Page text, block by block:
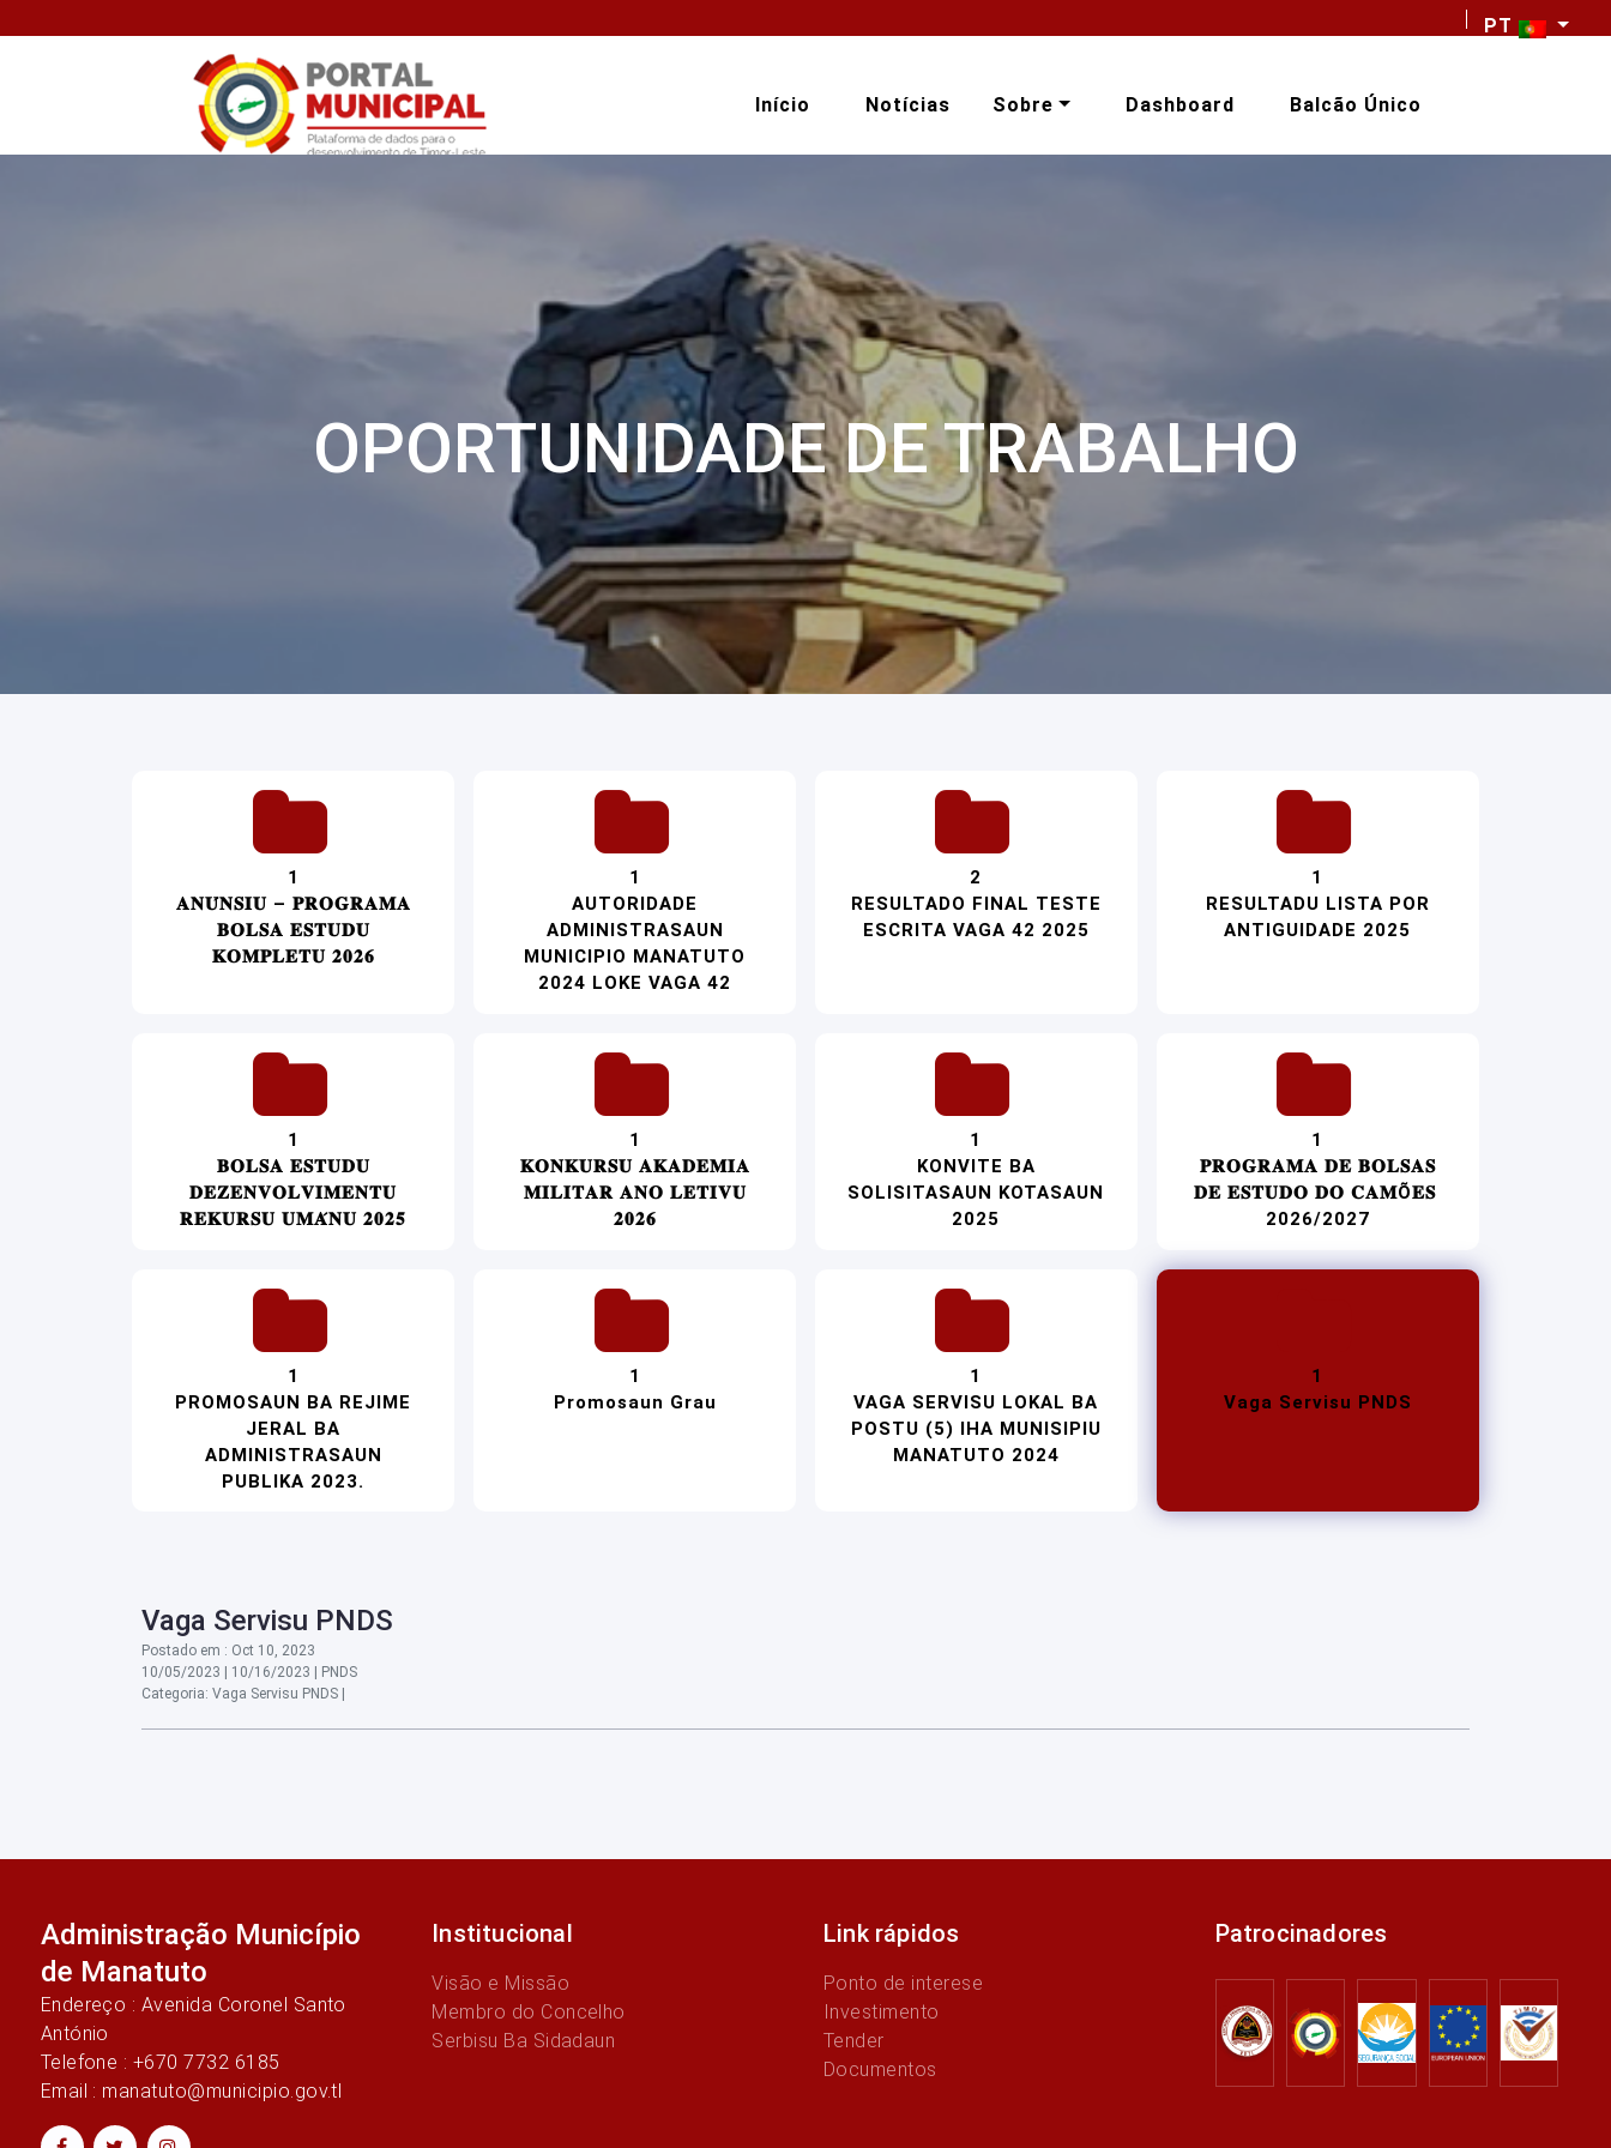
PT
Início Notícias Sobre Dashboard Balcão Único
OPORTUNIDADE DE TRABALHO
1
𝐀𝐍𝐔́𝐍𝐒𝐈𝐔 – 𝐏𝐑𝐎𝐆𝐑𝐀𝐌𝐀
𝐁𝐎𝐋𝐒𝐀 𝐄𝐒𝐓𝐔𝐃𝐔
𝐊𝐎𝐌𝐏𝐋𝐄𝐓𝐔 𝟐𝟎𝟐𝟔
1
AUTORIDADE
ADMINISTRASAUN
MUNICIPIO MANATUTO
2024 LOKE VAGA 42
2
RESULTADO FINAL TESTE
ESCRITA VAGA 42 2025
1
RESULTADU LISTA POR
ANTIGUIDADE 2025
1
𝐁𝐎𝐋𝐒𝐀 𝐄𝐒𝐓𝐔𝐃𝐔
𝐃𝐄𝐙𝐄𝐍𝐕𝐎𝐋𝐕𝐈𝐌𝐄𝐍𝐓𝐔
𝐑𝐄𝐊𝐔𝐑𝐒𝐔 𝐔𝐌𝐀́𝐍𝐔 𝟐𝟎𝟐𝟓
1
𝐊𝐎𝐍𝐊𝐔𝐑𝐒𝐔 𝐀𝐊𝐀𝐃𝐄𝐌𝐈𝐀
𝐌𝐈𝐋𝐈𝐓𝐀𝐑 𝐀𝐍𝐎 𝐋𝐄𝐓𝐈𝐕𝐔
𝟐𝟎𝟐𝟔
1
KONVITE BA
SOLISITASAUN KOTASAUN
2025
1
𝐏𝐑𝐎𝐆𝐑𝐀𝐌𝐀 𝐃𝐄 𝐁𝐎𝐋𝐒𝐀𝐒
𝐃𝐄 𝐄𝐒𝐓𝐔𝐃𝐎 𝐃𝐎 𝐂𝐀𝐌Õ𝐄𝐒
2026/2027
1
PROMOSAUN BA REJIME
JERAL BA
ADMINISTRASAUN
PUBLIKA 2023.
1
Promosaun Grau
1
VAGA SERVISU LOKAL BA
POSTU (5) IHA MUNISIPIU
MANATUTO 2024
1
Vaga Servisu PNDS
Vaga Servisu PNDS
Postado em : Oct 10, 2023
10/05/2023 | 10/16/2023 | PNDS
Categoria: Vaga Servisu PNDS |
Administração Município
de Manatuto
Endereço : Avenida Coronel Santo
António
Telefone : +670 7732 6185
Email : manatuto@municipio.gov.tl
Institucional
Visão e Missão
Membro do Concelho
Serbisu Ba Sidadaun
Link rápidos
Ponto de interese
Investimento
Tender
Documentos
Patrocinadores